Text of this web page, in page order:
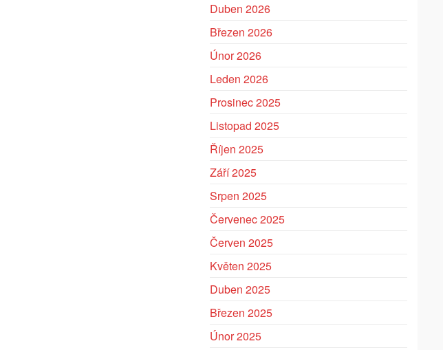
Duben 2026
Březen 2026
Únor 2026
Leden 2026
Prosinec 2025
Listopad 2025
Říjen 2025
Září 2025
Srpen 2025
Červenec 2025
Červen 2025
Květen 2025
Duben 2025
Březen 2025
Únor 2025